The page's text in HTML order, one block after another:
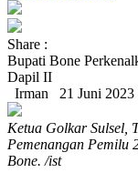
Share :
Bupati Bone
Dapil II
Irman
21 Juni 2023
Ketua Golkar Sulsel,
Pemenangan Pemilu
Bone. /ist